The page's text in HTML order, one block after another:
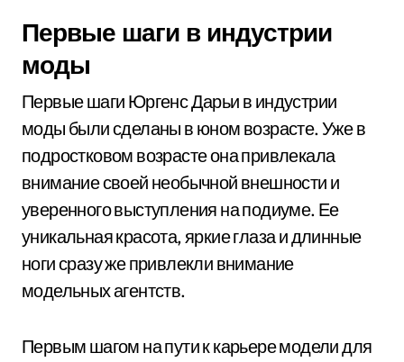
Первые шаги в индустрии
моды
Первые шаги Юргенс Дарьи в индустрии
моды были сделаны в юном возрасте. Уже в
подростковом возрасте она привлекала
внимание своей необычной внешности и
уверенного выступления на подиуме. Ее
уникальная красота, яркие глаза и длинные
ноги сразу же привлекли внимание
модельных агентств.
Первым шагом на пути к карьере модели для